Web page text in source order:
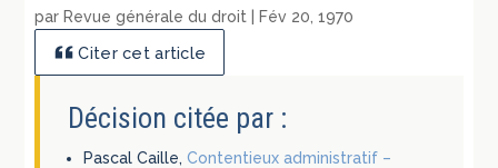
par Revue générale du droit Fév 20, 1970
Citer cet article
Décision citée par :
Pascal Caille,Contentieux administratif –